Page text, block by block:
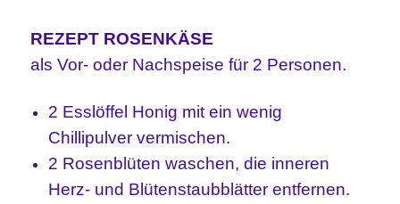
REZEPT ROSENKÄSE
als Vor- oder Nachspeise für 2 Personen.
2 Esslöffel Honig mit ein wenig
Chillipulver vermischen.
2 Rosenblüten waschen, die inneren
Herz- und Blütenstaubblätter entfernen.